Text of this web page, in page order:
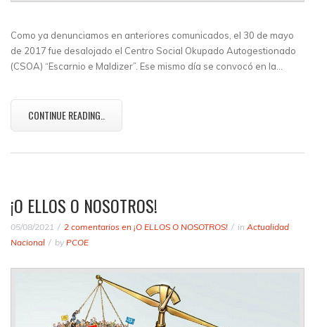
Como ya denunciamos en anteriores comunicados, el 30 de mayo
de 2017 fue desalojado el Centro Social Okupado Autogestionado
(CSOA) “Escarnio e Maldizer”. Ese mismo día se convocó en la…
CONTINUE READING..
¡O ELLOS O NOSOTROS!
05/08/2021 2 comentarios en ¡O ELLOS O NOSOTROS! in Actualidad
Nacional
by PCOE